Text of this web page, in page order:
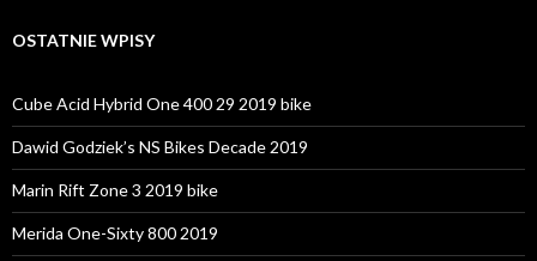
OSTATNIE WPISY
Cube Acid Hybrid One 400 29 2019 bike
Dawid Godziek’s NS Bikes Decade 2019
Marin Rift Zone 3 2019 bike
Merida One-Sixty 800 2019